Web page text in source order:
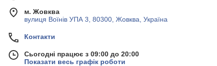
м. Жовква
вулиця Воїнів УПА 3, 80300, Жовква, Україна
Контакти
Сьогодні працює з 09:00 до 20:00
Показати весь графік роботи